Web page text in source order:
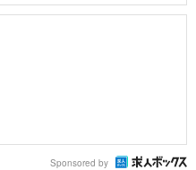
Sponsored by